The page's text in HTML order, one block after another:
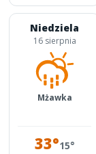
Niedziela
16 sierpnia
Mżawka
33°15°